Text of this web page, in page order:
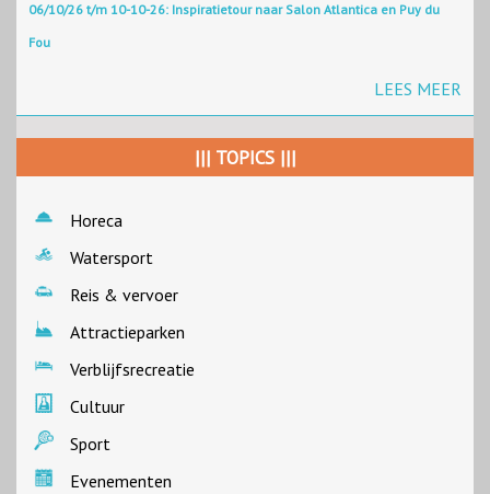
06/10/26 t/m 10-10-26: Inspiratietour naar Salon Atlantica en Puy du
Fou
LEES MEER
||| TOPICS |||
Horeca
Watersport
Reis & vervoer
Attractieparken
Verblijfsrecreatie
Cultuur
Sport
Evenementen